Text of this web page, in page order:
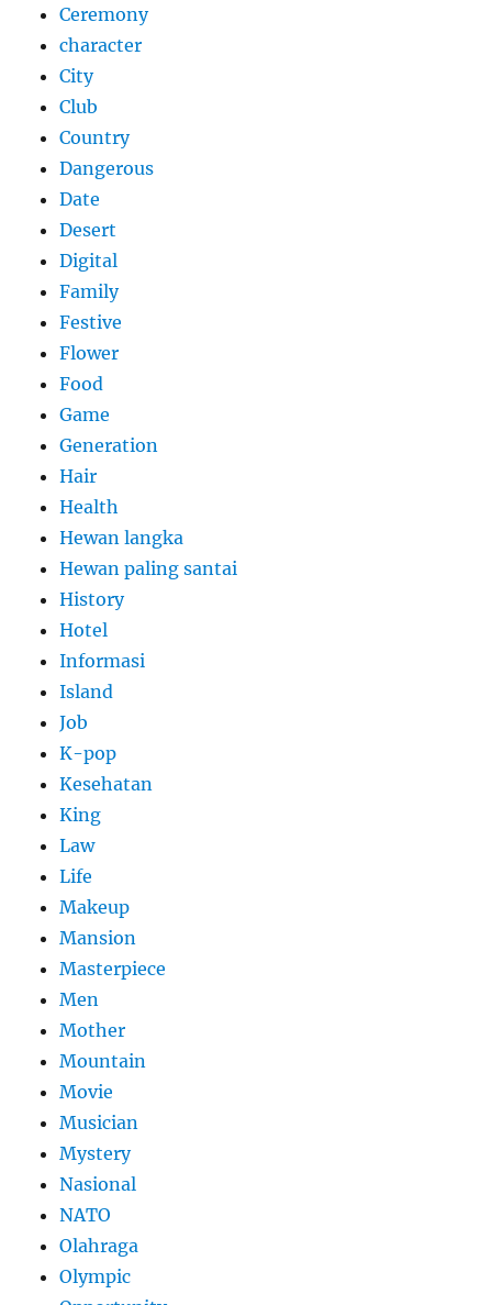
Ceremony
character
City
Club
Country
Dangerous
Date
Desert
Digital
Family
Festive
Flower
Food
Game
Generation
Hair
Health
Hewan langka
Hewan paling santai
History
Hotel
Informasi
Island
Job
K-pop
Kesehatan
King
Law
Life
Makeup
Mansion
Masterpiece
Men
Mother
Mountain
Movie
Musician
Mystery
Nasional
NATO
Olahraga
Olympic